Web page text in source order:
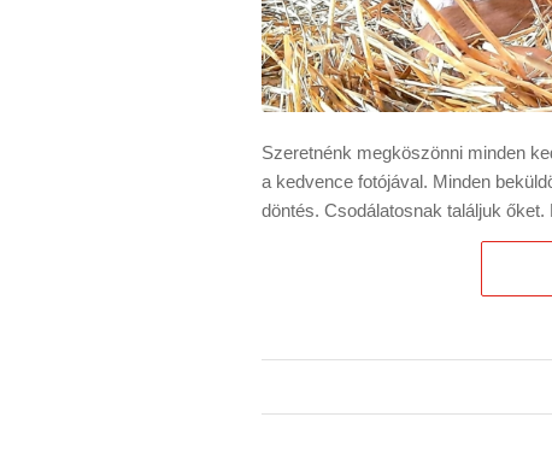
Szeretnénk megköszönni minden
a kedvence fotójával. Minden
döntés. Csodálatosnak találjuk